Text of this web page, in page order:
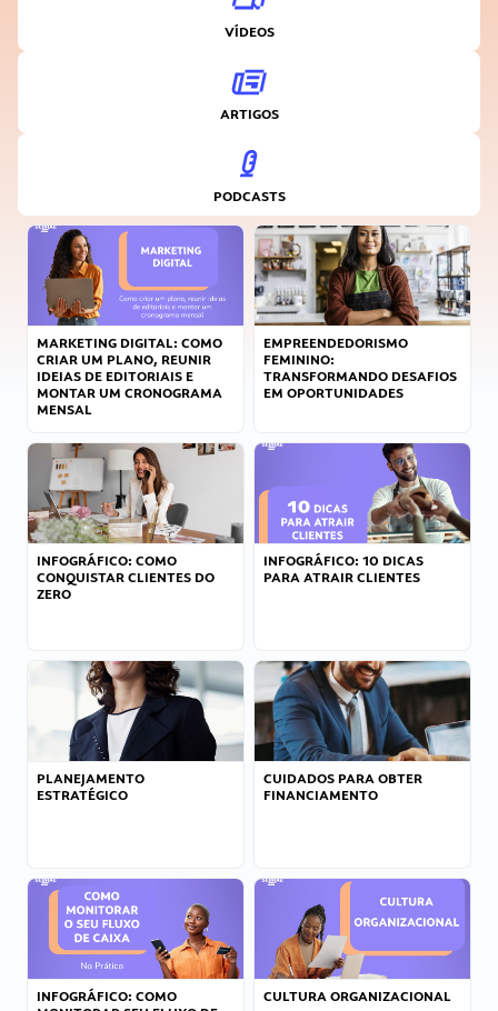
VÍDEOS
ARTIGOS
PODCASTS
MARKETING DIGITAL: COMO
CRIAR UM PLANO, REUNIR
IDEIAS DE EDITORIAIS E
MONTAR UM CRONOGRAMA
MENSAL
EMPREENDEDORISMO
FEMININO:
TRANSFORMANDO DESAFIOS
EM OPORTUNIDADES
INFOGRÁFICO: COMO
CONQUISTAR CLIENTES DO
ZERO
INFOGRÁFICO: 10 DICAS
PARA ATRAIR CLIENTES
PLANEJAMENTO
ESTRATÉGICO
CUIDADOS PARA OBTER
FINANCIAMENTO
INFOGRÁFICO: COMO
CULTURA ORGANIZACIONAL